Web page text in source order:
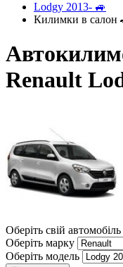
Lodgy 2013- 🚙
Килимки в салон
Renault
Оберіть свій автомобіль
Оберіть марку
Оберіть модель